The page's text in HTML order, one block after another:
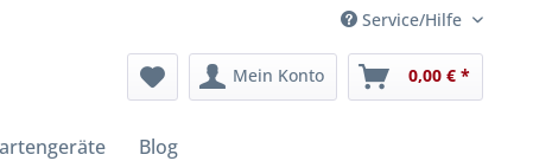
Service/Hilfe
Mein Konto 0,00 € *
Blog